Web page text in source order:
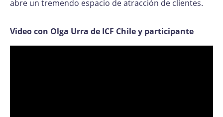
abre un tremendo espacio de atracción de clientes.
Video con Olga Urra de ICF Chile y participante